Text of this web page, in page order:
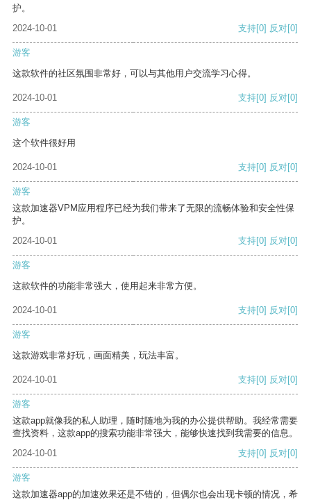
护。
2024-10-01
支持[0] 反对[0]
游客
这款软件的社区氛围非常好，可以与其他用户交流学习心得。
2024-10-01 支持[0] 反对[0]
游客
这个软件很好用
2024-10-01 支持[0] 反对[0]
游客
这款加速器VPM应用程序已经为我们带来了无限的流畅体验和安全性保
护。
2024-10-01
支持[0] 反对[0]
游客
这款软件的功能非常强大，使用起来非常方便。
2024-10-01 支持[0] 反对[0]
游客
这款游戏非常好玩，画面精美，玩法丰富。
2024-10-01 支持[0] 反对[0]
游客
这款app就像我的私人助理，随时随地为我的办公提供帮助。我经常需要
查找资料，这款app的搜索功能非常强大，能够快速找到我需要的信息。
2024-10-01
支持[0] 反对[0]
游客
这款加速器app的加速效果还是不错的，但偶尔也会出现卡顿的情况，希